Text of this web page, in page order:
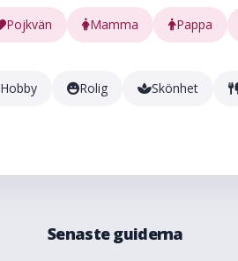
Pojkvän Mamma Pappa
Hobby Rolig Skönhet
Senaste guiderna